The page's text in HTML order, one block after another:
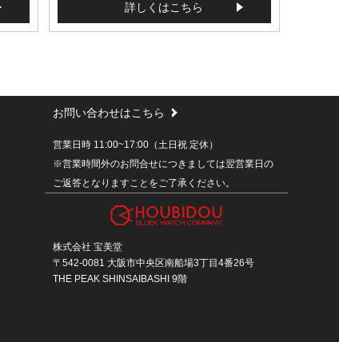
詳しくはこちら
お問い合わせはこちら
営業日時 11:00~17:00（土日祝 定休）
※営業時間外のお問合せにつきましては翌営業日の
ご返答となりますことをご了承ください。
株式会社 宝美堂
〒542-0081 大阪市中央区南船場3丁目4番26号
THE PEAK SHINSAIBASHI 9階